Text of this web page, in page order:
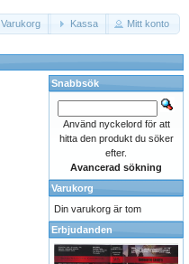
Varukorg Kassa Mitt konto
Snabbsök
Använd nyckelord för att
hitta den produkt du söker
efter.
Avancerad sökning
Varukorg
Din varukorg är tom
Erbjudanden